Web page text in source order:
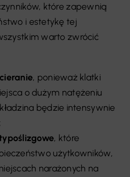
które zapewnią
i estetykę tej
warto zwrócić
, ponieważ klatki
o dużym natężeniu
będzie intensywnie
, które
użytkowników,
narażonych na